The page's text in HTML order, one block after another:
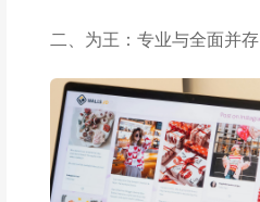
二、为王：专业与全面并存